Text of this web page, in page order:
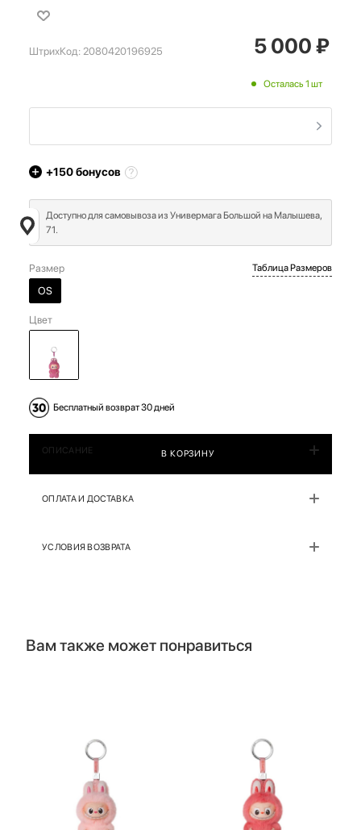
ШтрихКод: 2080420196925 5 000₽
Осталась 1 шт
+150бонусов
Доступно для самовывоза из Универмага Большой на Малышева,
71.
Размер
OS
Таблица Размеров
Цвет
Бесплатный возврат 30 дней
В КОРЗИНУ
ОПИСАНИЕ
ОПЛАТА И ДОСТАВКА
УСЛОВИЯ ВОЗВРАТА
Вам также может понравиться